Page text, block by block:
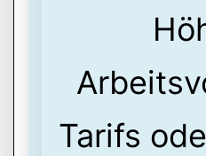
Tarifs